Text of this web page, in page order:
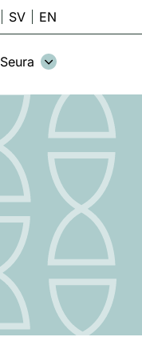
SV EN
Seura